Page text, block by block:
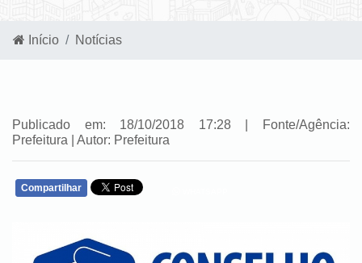
Início Notícias
Publicado em: 18/10/2018 17:28 | Fonte/Agência:
Prefeitura | Autor: Prefeitura
Compartilhar